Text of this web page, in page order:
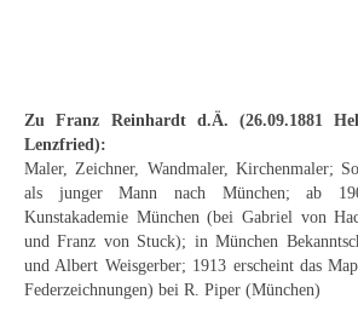
Ludwig (Luis) Neu
Ferdinand Springer
Arne Siegfried
Curt Wittenbecher
Zu Franz Reinhardt d.Ä. (26.09.1881
Lenzfried):
Maler, Zeichner, Wandmaler, Kirchenmaler;
als junger Mann nach München; ab
Kunstakademie München (bei Gabriel von
und Franz von Stuck); in München
und Albert Weisgerber; 1913 erscheint das
Federzeichnungen) bei R. Piper (München)